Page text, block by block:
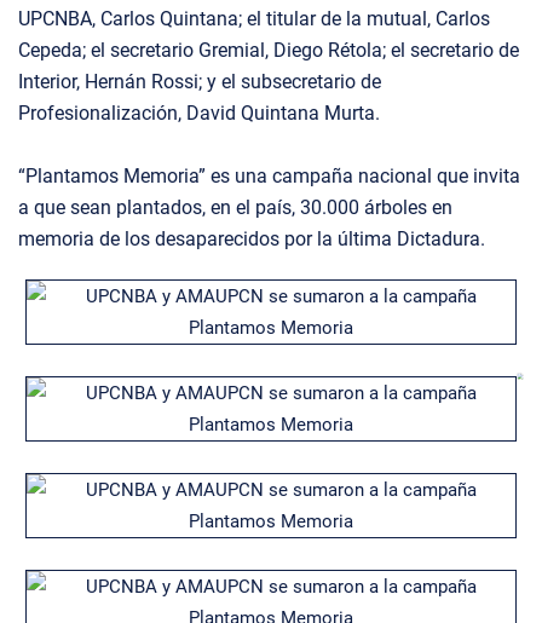
UPCNBA, Carlos Quintana; el titular de la mutual, Carlos
Cepeda; el secretario Gremial, Diego Rétola; el secretario de
Interior, Hernán Rossi; y el subsecretario de
Profesionalización, David Quintana Murta.
“Plantamos Memoria” es una campaña nacional que invita
a que sean plantados, en el país, 30.000 árboles en
memoria de los desaparecidos por la última Dictadura.